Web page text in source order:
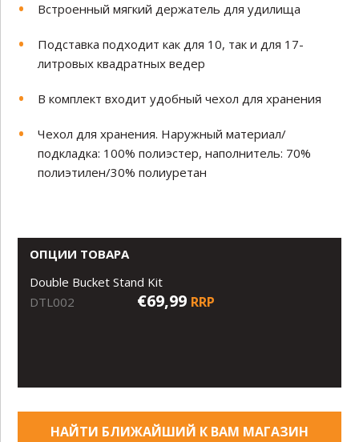
Встроенный мягкий держатель для удилища
Подставка подходит как для 10, так и для 17-
литровых квадратных ведер
В комплект входит удобный чехол для хранения
Чехол для хранения. Наружный материал/
подкладка: 100% полиэстер, наполнитель: 70%
полиэтилен/30% полиуретан
ОПЦИИ ТОВАРА
Double Bucket Stand Kit
DTL002
€69,99 RRP
НАЙТИ БЛИЖАЙШИЙ К ВАМ МАГАЗИН